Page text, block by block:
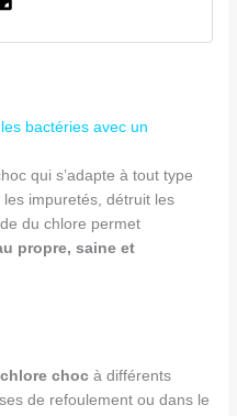
bactéries avec un
qui s’adapte à tout type
impuretés, détruit les
du chlore permet
propre, saine et
chlore chocà différents
de refoulement ou dans le